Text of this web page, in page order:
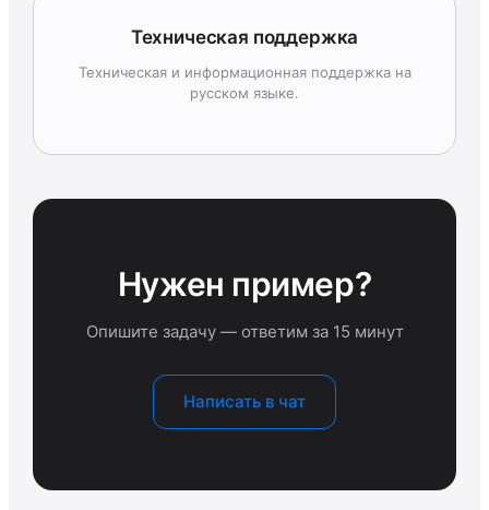
Техническая поддержка
Техническая и информационная поддержка на
русском языке.
Нужен пример?
Опишите задачу — ответим за 15 минут
Написать в чат